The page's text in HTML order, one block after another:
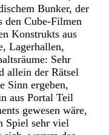
Bunker, der
den Cube-Filmen
Konstrukts aus
Lagerhallen,
Sehr
allein der Rätsel
Sinn ergeben,
aus Portal Teil
gewesen wäre,
Spiel sehr viel